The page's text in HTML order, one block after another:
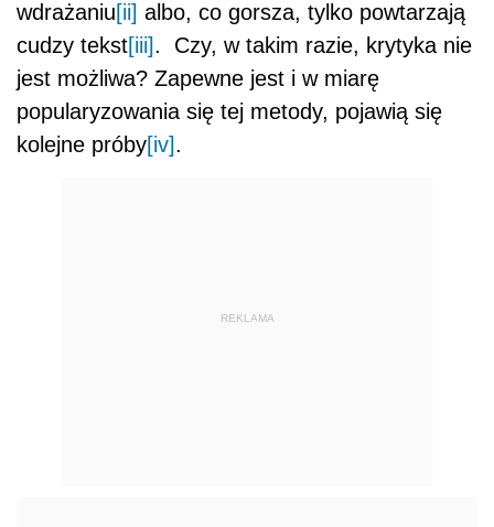
wdrażaniu[ii] albo, co gorsza, tylko powtarzają
cudzy tekst[iii]. Czy, w takim razie, krytyka nie
jest możliwa? Zapewne jest i w miarę
popularyzowania się tej metody, pojawią się
kolejne próby[iv].
REKLAMA